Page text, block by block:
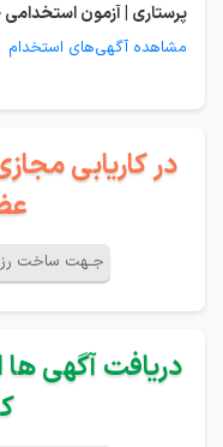
پرستاری | آزمون
مشاهده آگهی‌های استخدام
در کاریابی
جـهت ساخت
دریافت آگهی ها